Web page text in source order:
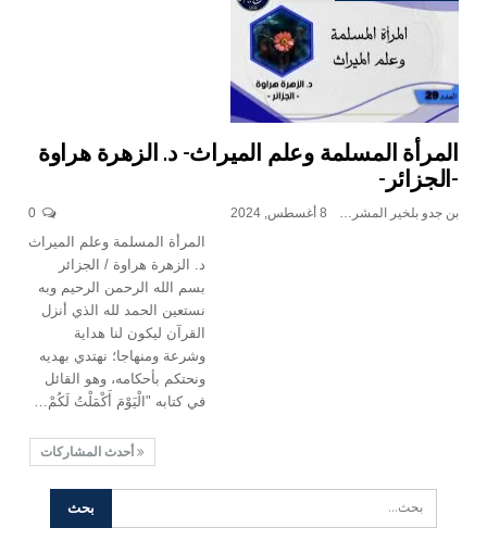
المرأة المسلمة وعلم الميراث- د. الزهرة هراوة
-الجزائر-
بن جدو بلخير المشرف العام 8 أغسطس, 2024
المرأة المسلمة وعلم الميراث
د. الزهرة هراوة / الجزائر
بسم الله الرحمن الرحيم وبه
نستعين الحمد لله الذي أنزل
القرآن ليكون لنا هداية
وشرعة ومنهاجا؛ نهتدي بهديه
ونحتكم بأحكامه، وهو القائل
في كتابه "الْيَوْمَ أَكْمَلْتُ لَكُمْ…
أحدث المشاركات